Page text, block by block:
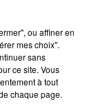
FREROT
Frerot
ou affiner en
mes choix".
sans
ce site. Vous
à tout
chaque page.